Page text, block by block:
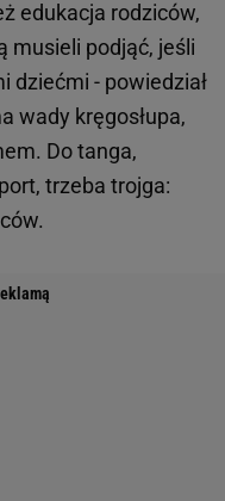
edukacja rodziców,
musieli podjąć, jeśli
dziećmi - powiedział
wady kręgosłupa,
Do tanga,
trzeba trojga: